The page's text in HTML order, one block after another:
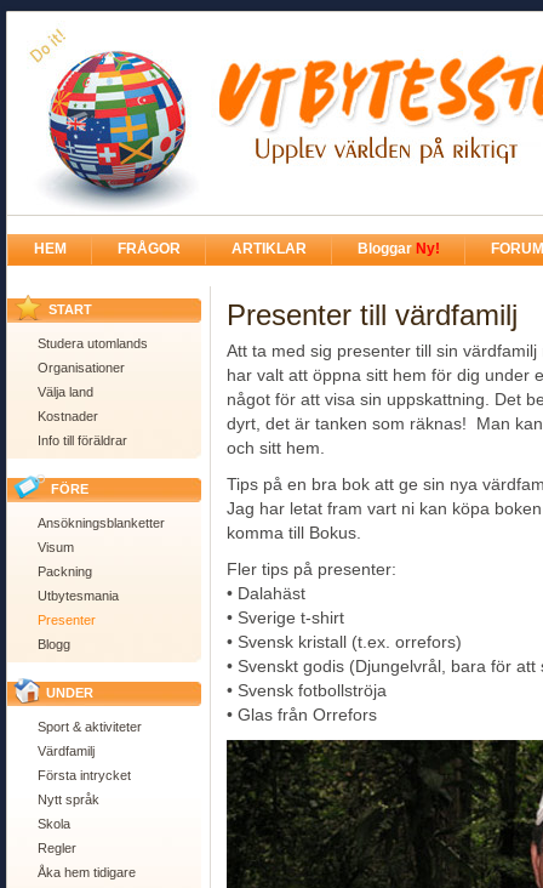
HEM FRÅGOR ARTIKLAR BloggarNy! FORUM
START
Studera utomlands
Organisationer
Välja land
Kostnader
Info till föräldrar
FÖRE
Ansökningsblanketter
Visum
Packning
Utbytesmania
Presenter
Blogg
UNDER
Sport & aktiviteter
Värdfamilj
Första intrycket
Nytt språk
Skola
Regler
Åka hem tidigare
Presenter till värdfamilj
Att ta med sig presenter till sin
har valt att öppna sitt hem för dig under
något för att visa sin uppskattning. Det
dyrt, det är tanken som räknas! Man
och sitt hem.
Tips på en bra bok att ge sin nya
Jag har letat fram vart ni kan köpa
komma till Bokus.
Fler tips på presenter:
• Dalahäst
• Sverige t-shirt
• Svensk kristall (t.ex. orrefors)
• Svenskt godis (Djungelvrål, bara för
• Svensk fotbollströja
• Glas från Orrefors